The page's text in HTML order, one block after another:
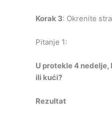
Korak 3: Okrenite
Pitanje 1:
U protekle 4
ili kući?
Rezultat